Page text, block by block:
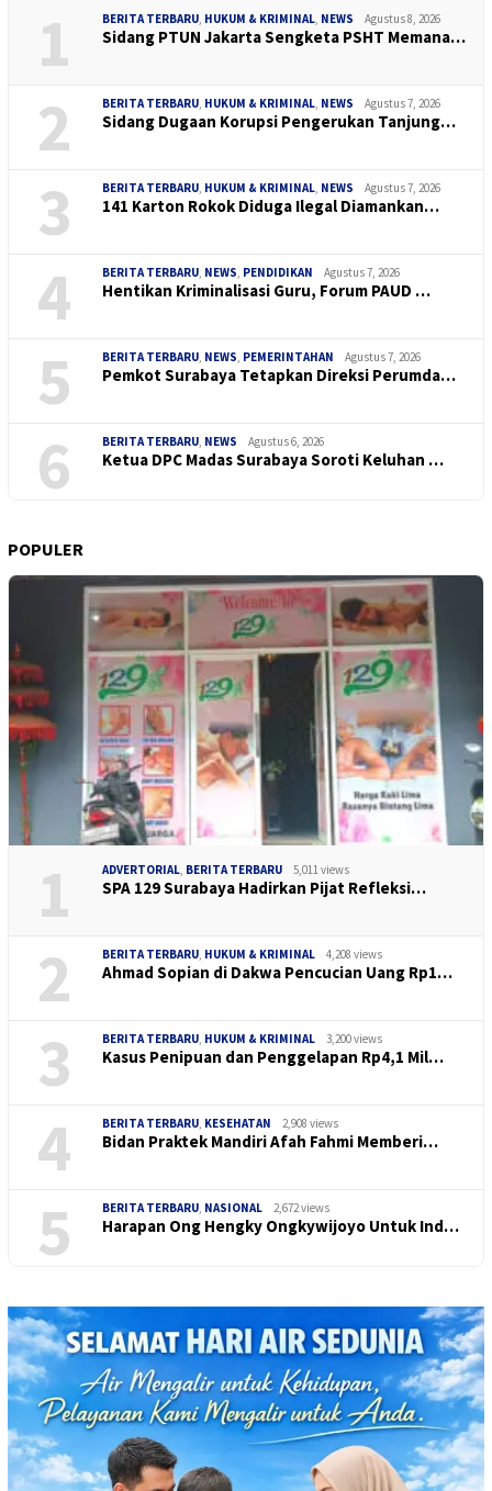
1 BERITA TERBARU, HUKUM & KRIMINAL, NEWS Agustus 8, 2026
Sidang PTUN Jakarta Sengketa PSHT Memana…
2 BERITA TERBARU, HUKUM & KRIMINAL, NEWS Agustus 7, 2026
Sidang Dugaan Korupsi Pengerukan Tanjung…
3 BERITA TERBARU, HUKUM & KRIMINAL, NEWS Agustus 7, 2026
141 Karton Rokok Diduga Ilegal Diamankan…
4 BERITA TERBARU, NEWS, PENDIDIKAN Agustus 7, 2026
Hentikan Kriminalisasi Guru, Forum PAUD …
5 BERITA TERBARU, NEWS, PEMERINTAHAN Agustus 7, 2026
Pemkot Surabaya Tetapkan Direksi Perumda…
6 BERITA TERBARU, NEWS Agustus 6, 2026
Ketua DPC Madas Surabaya Soroti Keluhan …
POPULER
1 ADVERTORIAL, BERITA TERBARU 5,011 views
SPA 129 Surabaya Hadirkan Pijat Refleksi…
2 BERITA TERBARU, HUKUM & KRIMINAL 4,208 views
Ahmad Sopian di Dakwa Pencucian Uang Rp1…
3 BERITA TERBARU, HUKUM & KRIMINAL 3,200 views
Kasus Penipuan dan Penggelapan Rp4,1 Mil…
4 BERITA TERBARU, KESEHATAN 2,908 views
Bidan Praktek Mandiri Afah Fahmi Memberi…
5 BERITA TERBARU, NASIONAL 2,672 views
Harapan Ong Hengky Ongkywijoyo Untuk Ind…